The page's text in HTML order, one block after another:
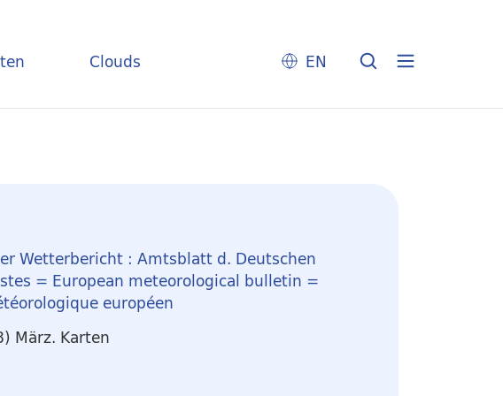
Clouds EN
Wetterbericht : Amtsblatt d. Deutschen
= European meteorological bulletin =
européen
März. Karten